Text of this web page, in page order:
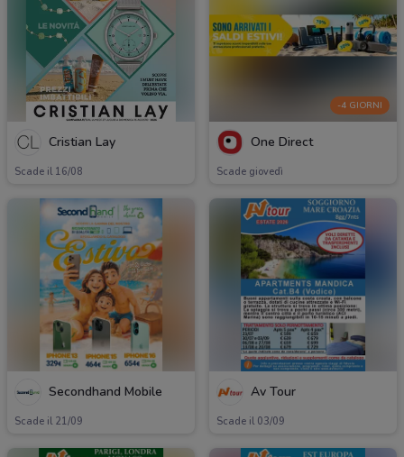
Cristian Lay
Scade il 16/08
-4 GIORNI
One Direct
Scade giovedì
Secondhand Mobile
Scade il 21/09
Av Tour
Scade il 03/09